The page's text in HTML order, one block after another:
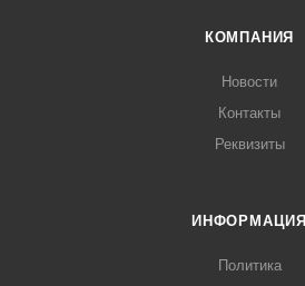
КОМПАНИЯ
Новости
Контакты
Реквизиты
ИНФОРМАЦИЯ
Политика